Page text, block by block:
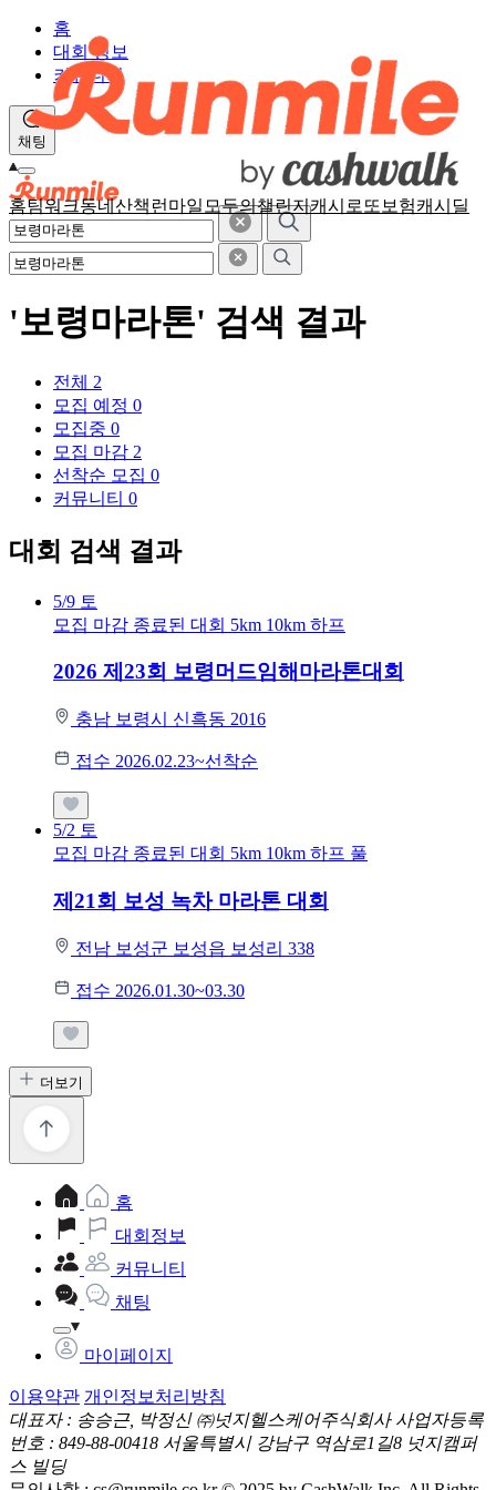
홈팀워크동네산책 런마일 모두의챌린지캐시로또 보험캐시딜
홈
대회 정보
커뮤니티
채팅
'보령마라톤' 검색 결과
전체 2
모집 예정 0
모집중 0
모집 마감 2
선착순 모집 0
커뮤니티 0
대회 검색 결과
5/9 토
모집 마감 종료된 대회 5km 10km 하프
2026 제23회 보령머드임해마라톤대회
충남 보령시 신흑동 2016
접수 2026.02.23~선착순
5/2 토
모집 마감 종료된 대회 5km 10km 하프 풀
제21회 보성 녹차 마라톤 대회
전남 보성군 보성읍 보성리 338
접수 2026.01.30~03.30
더보기
홈
대회정보
커뮤니티
채팅
마이페이지
이용약관 개인정보처리방침
대표자 : 송승근, 박정신 ㈜넛지헬스케어주식회사 사업자등록
번호 : 849-88-00418 서울특별시 강남구 역삼로1길8 넛지캠퍼
스 빌딩